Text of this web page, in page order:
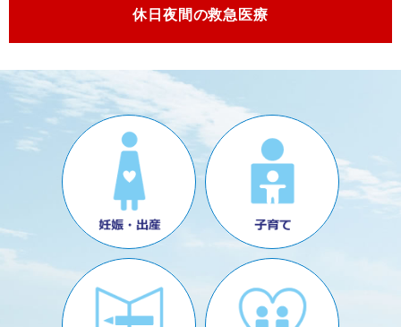
休日夜間の救急医療